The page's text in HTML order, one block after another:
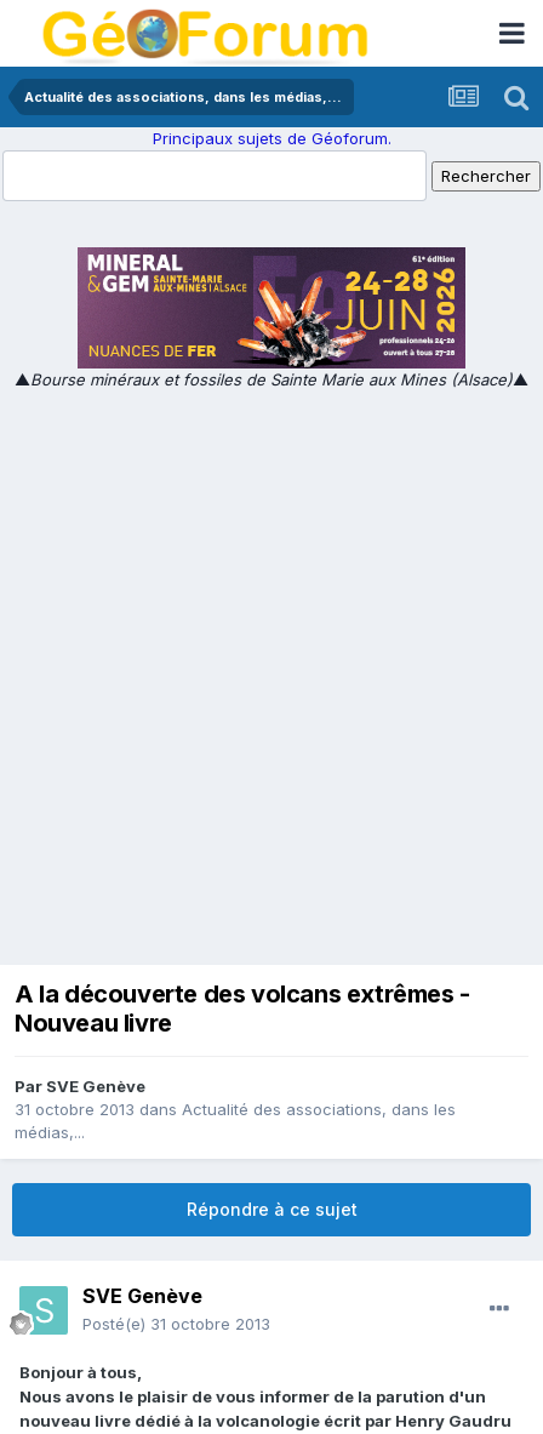
Actualité des associations, dans les médias,...
Principaux sujets de Géoforum.
▲Bourse minéraux et fossiles de Sainte Marie aux Mines (Alsace)▲
A la découverte des volcans extrêmes -
Nouveau livre
Par SVE Genève
31 octobre 2013 dans Actualité des associations, dans les
médias,...
Répondre à ce sujet
SVE Genève
Posté(e) 31 octobre 2013
Bonjour à tous,
Nous avons le plaisir de vous informer de la parution d'un
nouveau livre dédié à la volcanologie écrit par Henry Gaudru